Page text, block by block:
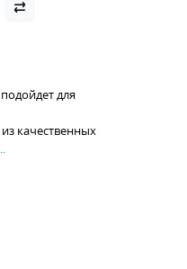
для
качественных